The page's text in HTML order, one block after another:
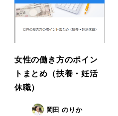
女性の働き方のポイン
トまとめ（扶養・妊活
休職）
岡田 のりか